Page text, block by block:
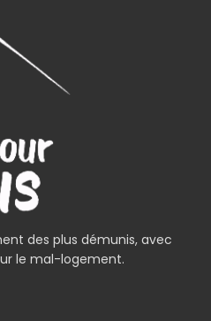
des plus démunis, avec
le mal-logement.